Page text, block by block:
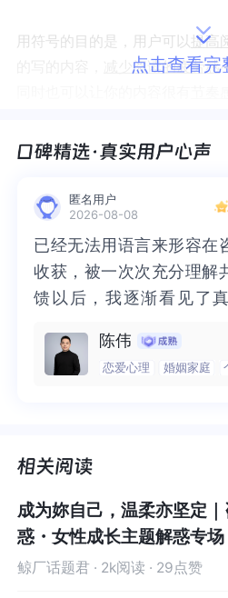
用符号的目的是，用户可以提高
减少阅读的疲劳感
*恋爱中保持自己的独立性*，
例子2：圆圈或者小圆点
○第一点
○第二点
例子3：中括号
- 第一种可能是；
- 第二种可能是；
- 第三种可能是。
还有很多符号是可以通过输入法
比如△（输入“三角”的拼音）
点击查看完
匿名用户
2026-08-08
已经无法用语言来形容在
收获，被一次次充分理解
馈以后，我逐渐看见了真
清晰，也慢慢找回了内在
虽然不知道还要有多久的
这里，让我真切的感受到
已经无法用语言来形容在
收获，被一次次充分理解
馈以后，我逐渐看见了
也慢慢找回了内在的力量
知道还要有多久的路要走
让我真切的感受到了🙏❤️
陈伟
恋爱心理 婚姻家庭
成为妳自己，温柔亦坚定
惑・女性成长主题解惑专场
鲸厂话题君 · 2k阅读 · 29点赞